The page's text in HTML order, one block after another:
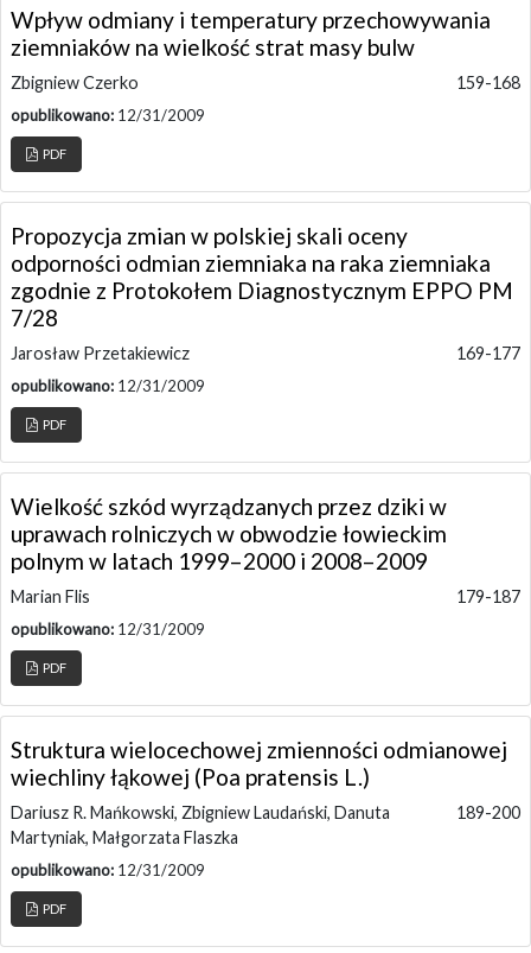
Wpływ odmiany i temperatury przechowywania
ziemniaków na wielkość strat masy bulw
Zbigniew Czerko 159-168
opublikowano: 12/31/2009
PDF
Propozycja zmian w polskiej skali oceny
odporności odmian ziemniaka na raka ziemniaka
zgodnie z Protokołem Diagnostycznym EPPO PM
7/28
Jarosław Przetakiewicz 169-177
opublikowano: 12/31/2009
PDF
Wielkość szkód wyrządzanych przez dziki w
uprawach rolniczych w obwodzie łowieckim
polnym w latach 1999–2000 i 2008–2009
Marian Flis 179-187
opublikowano: 12/31/2009
PDF
Struktura wielocechowej zmienności odmianowej
wiechliny łąkowej (Poa pratensis L.)
Dariusz R. Mańkowski, Zbigniew Laudański, Danuta
Martyniak, Małgorzata Flaszka
189-200
opublikowano: 12/31/2009
PDF